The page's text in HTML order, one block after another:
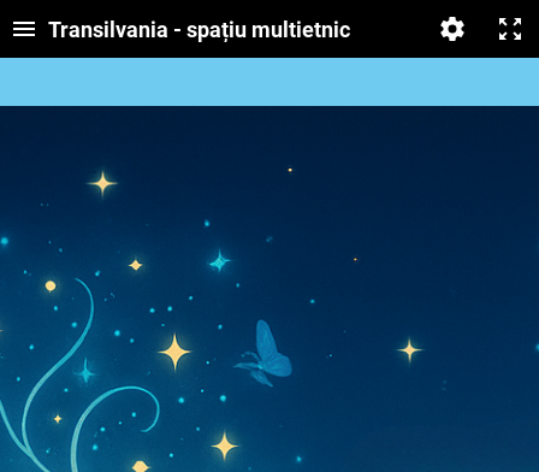
Transilvania - spațiu multietnic